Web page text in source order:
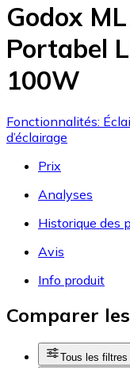
Godox
Portabel
100W
Fonctionnalités:
d’éclairage
Prix
Analyses
Historique des
Avis
Info produit
Comparer
Tous les filtres